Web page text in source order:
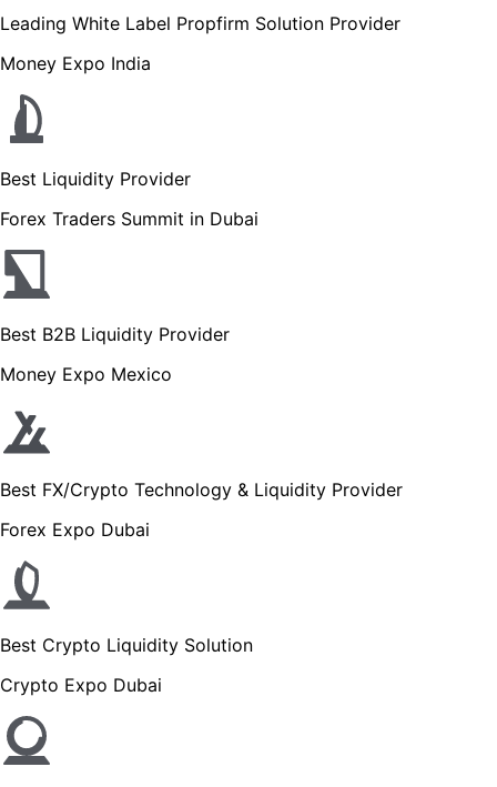
Leading White Label Propfirm Solution Provider
Money Expo India
Best Liquidity Provider
Forex Traders Summit in Dubai
Best B2B Liquidity Provider
Money Expo Mexico
Best FX/Crypto Technology & Liquidity Provider
Forex Expo Dubai
Best Crypto Liquidity Solution
Crypto Expo Dubai